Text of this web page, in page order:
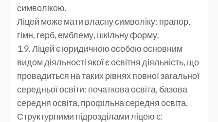
символікою.
Ліцей може мати власну символіку: прапор,
гімн, герб, емблему, шкільну форму.
1.9. Ліцей є юридичною особою основним
видом діяльності якої є освітня діяльність, що
провадиться на таких рівнях повної загальної
середньої освіти: початкова освіта, базова
середня освіта, профільна середня освіта.
Структурними підрозділами ліцею є: